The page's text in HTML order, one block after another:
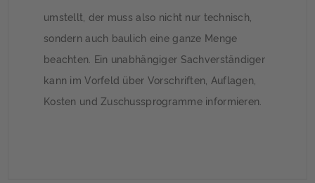
umstellt, der muss also nicht nur technisch,
sondern auch baulich eine ganze Menge
beachten. Ein unabhängiger Sachverständiger
kann im Vorfeld über Vorschriften, Auflagen,
Kosten und Zuschussprogramme informieren.